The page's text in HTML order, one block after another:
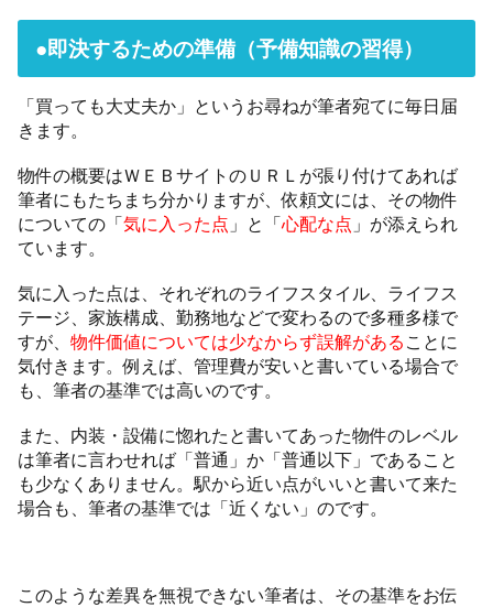
●即決するための準備（予備知識の習得）
「買っても大丈夫か」というお尋ねが筆者宛てに毎日届
きます。
物件の概要はＷＥＢサイトのＵＲＬが張り付けてあれば
筆者にもたちまち分かりますが、依頼文には、その物件
についての「気に入った点 」と「心配な点 」が添えられ
ています。
気に入った点は、それぞれのライフスタイル、ライフス
テージ、家族構成、勤務地などで変わるので多種多様で
すが、物件価値については少なからず誤解がある ことに
気付きます。例えば、管理費が安いと書いている場合で
も、筆者の基準では高いのです。
また、内装・設備に惚れたと書いてあった物件のレベル
は筆者に言わせれば「普通」か「普通以下」であること
も少なくありません。駅から近い点がいいと書いて来た
場合も、筆者の基準では「近くない」のです。
このような差異を無視できない筆者は、その基準をお伝